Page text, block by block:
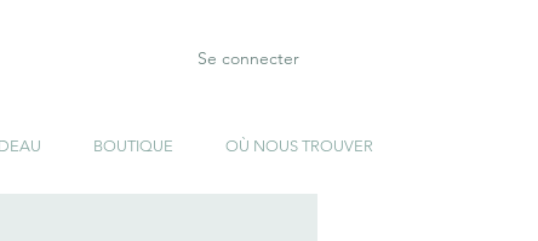
Se connecter
BOUTIQUE OÙ NOUS TROUVER